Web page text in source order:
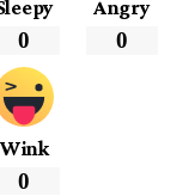
0
Angry
0
Wink
0